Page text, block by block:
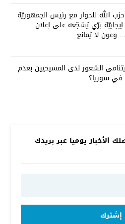
الله للحوار مع رئيس الجمهوريّة
إيجابيّة برّي يُشجّعه على إعلان
وعون لا يُمانع
يتنامى الشعور لدى المسيحيين بعدم
في سوريا؟
الأخبار يوميا عبر بريدك
إشترك